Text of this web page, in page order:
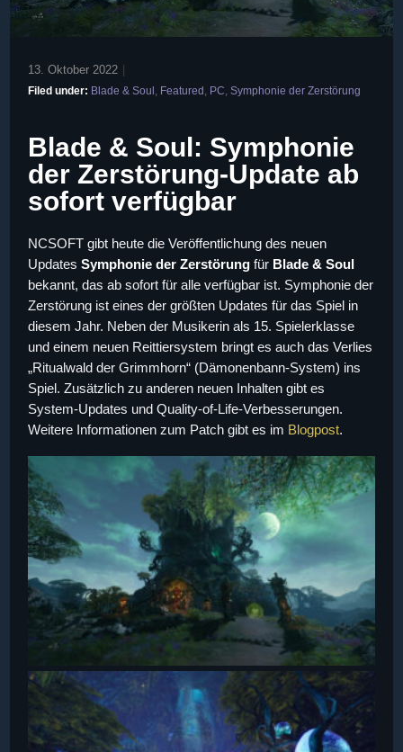
13. Oktober 2022
Filed under: Blade & Soul , Featured , PC, Symphonie der Zerstörung
Blade & Soul: Symphonie
der Zerstörung-Update ab
sofort verfügbar
NCSOFT gibt heute die Veröffentlichung des neuen
Updates Symphonie der Zerstörung für Blade & Soul
bekannt, das ab sofort für alle verfügbar ist. Symphonie der
Zerstörung ist eines der größten Updates für das Spiel in
diesem Jahr. Neben der Musikerin als 15. Spielerklasse
und einem neuen Reittiersystem bringt es auch das Verlies
„Ritualwald der Grimmhorn“ (Dämonenbann-System) ins
Spiel. Zusätzlich zu anderen neuen Inhalten gibt es
System-Updates und Quality-of-Life-Verbesserungen.
Weitere Informationen zum Patch gibt es im Blogpost.